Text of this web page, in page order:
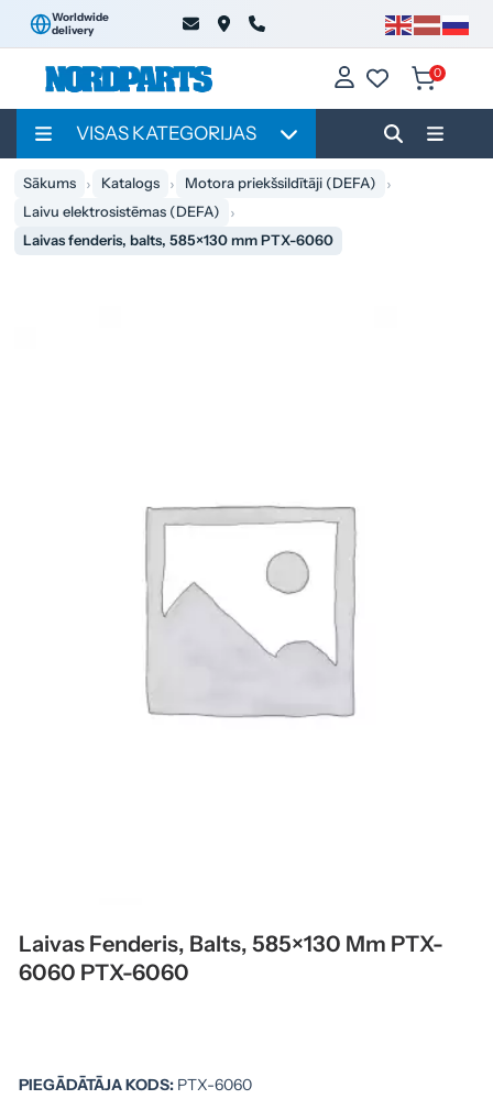
Worldwide
delivery
0
VISAS KATEGORIJAS
Sākums Katalogs
Motora priekšsildītāji (DEFA)
Laivu elektrosistēmas (DEFA)
Laivas fenderis, balts, 585×130 mm PTX-6060
Laivas Fenderis, Balts, 585×130 Mm PTX-
6060 PTX-6060
PIEGĀDĀTĀJA KODS: PTX-6060